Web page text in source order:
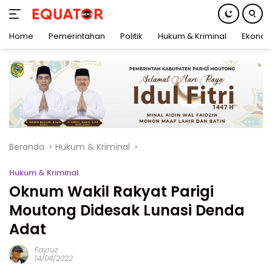
konten
Home Pemerintahan Politik Hukum & Kriminal
Beranda Hukum & Kriminal
Hukum & Kriminal
Oknum Wakil Rakyat Parigi
Moutong Didesak Lunasi Denda
Adat
Fayruz
14/04/2022